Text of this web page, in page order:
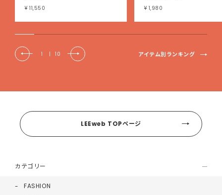
¥ 11,550 ¥ 1,980
1 | 10 アイテム別ランキング
LEEweb TOPページ
カテゴリー
FASHION